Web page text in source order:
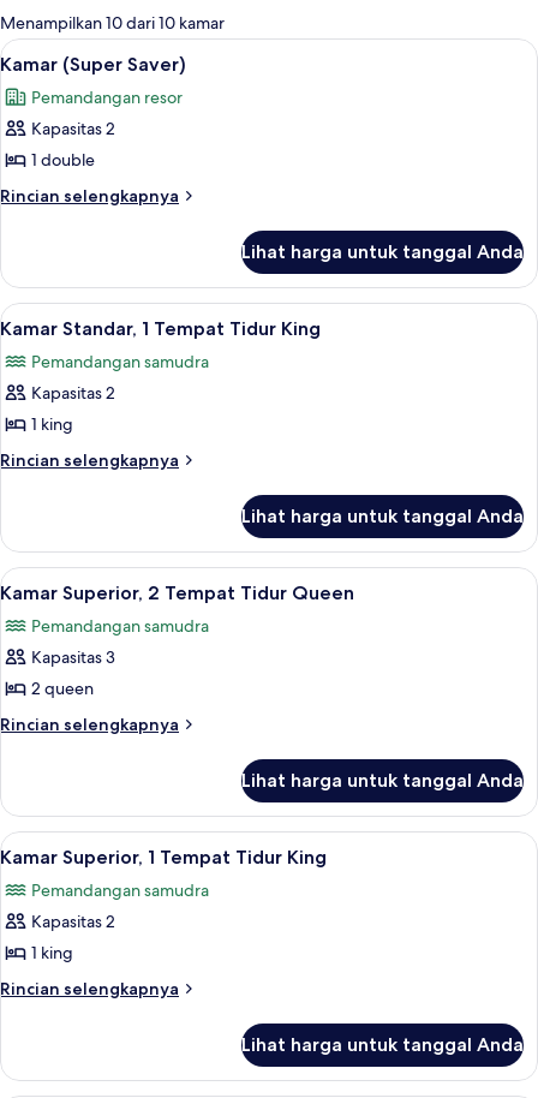
untuk
kamar
Menampilkan 10 dari 10 kamar
Lihat
semua
foto
untuk
Kamar
(Super
Kamar (Super Saver) | Tirai kedap
4
Kamar (Super Saver)
Pemandangan resor
Kapasitas 2
1 double
Rincian selengkapnya
Rincian
Kamar
(Super
Saver)
Lihat harga untuk tanggal Anda
Lihat
semua
foto
untuk
Kamar
Standar,
Tidur
King
Tirai kedap cahaya, setrika/meja
5
Kamar Standar, 1 Tempat Tidur King
Pemandangan samudra
Kapasitas 2
1 king
Rincian selengkapnya
Rincian
Kamar
Standar,
1
Tidur
King
Lihat harga untuk tanggal Anda
Lihat
semua
foto
untuk
Kamar
Superior,
Tidur
Queen
Tirai kedap cahaya, setrika/meja
6
Kamar Superior, 2 Tempat Tidur Queen
Pemandangan samudra
Kapasitas 3
2 queen
Rincian selengkapnya
Rincian
Kamar
Superior,
2
Tidur
Queen
Lihat harga untuk tanggal Anda
Lihat
semua
foto
untuk
Kamar
Superior,
Tidur
Kamar Superior, 1 Tempat Tidur
7
Kamar Superior, 1 Tempat Tidur King
Pemandangan samudra
Kapasitas 2
1 king
Rincian selengkapnya
Rincian
Kamar
Lihat harga untuk tanggal Anda